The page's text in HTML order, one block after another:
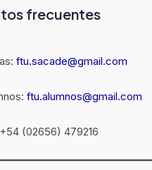
frecuentes
ftu.sacade@gmail.com
ftu.alumnos@gmail.com
(02656) 479216